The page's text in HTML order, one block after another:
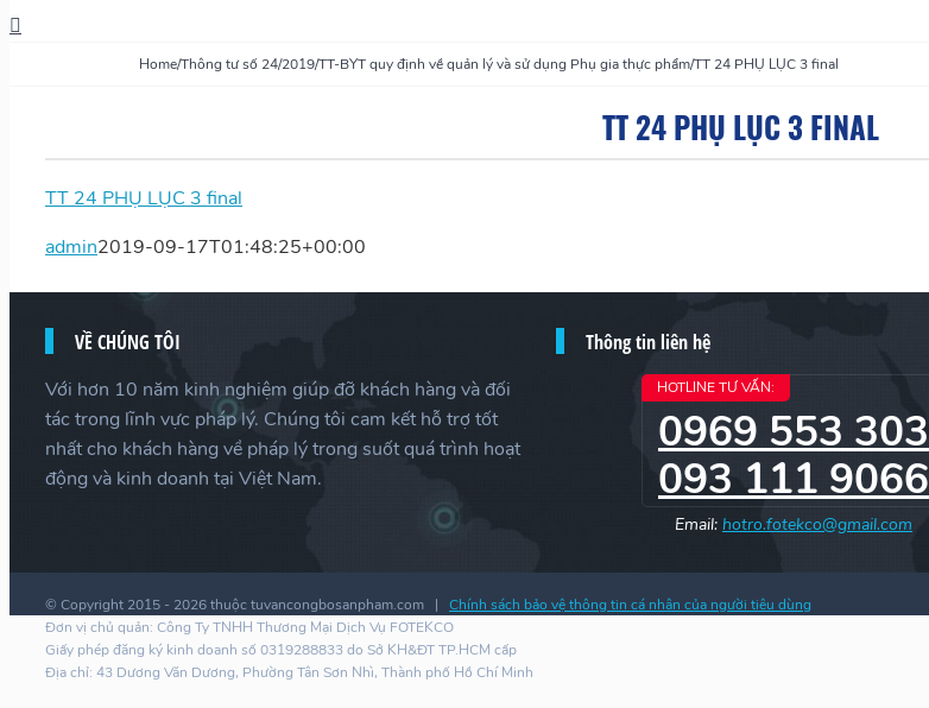
Home/Thông tư số 24/2019/TT-BYT quy định về quản lý và sử dụng Phụ gia thực phẩm/TT 24 PHỤ LỤC 3 final
TT 24 PHỤ LỤC 3 FINAL
TT 24 PHỤ LỤC 3 final
admin2019-09-17T01:48:25+00:00
VỀ CHÚNG TÔI
Với hơn 10 năm kinh nghiệm giúp đỡ khách hàng và đối
tác trong lĩnh vực pháp lý. Chúng tôi cam kết hỗ trợ tốt
nhất cho khách hàng về pháp lý trong suốt quá trình hoạt
động và kinh doanh tại Việt Nam.
Thông tin liên hệ
HOTLINE TƯ VẤN:
0969 553 303
093 111 9066
Email: hotro.fotekco@gmail.com
© Copyright 2015 - 2026 thuộc tuvancongbosanpham.com | Chính sách bảo vệ thông tin cá nhân của người tiêu dùng
Đơn vị chủ quản: Công Ty TNHH Thương Mại Dịch Vụ FOTEKCO
Giấy phép đăng ký kinh doanh số 0319288833 do Sở KH&ĐT TP.HCM cấp
Địa chỉ: 43 Dương Văn Dương, Phường Tân Sơn Nhì, Thành phố Hồ Chí Minh